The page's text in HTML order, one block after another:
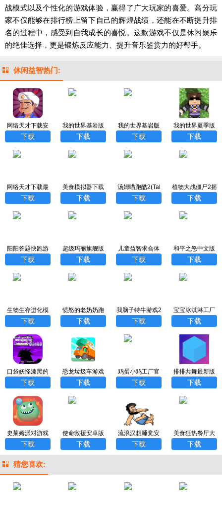
战模式以及个性化的游戏体验，赢得了广大玩家的喜爱。高分玩
家不仅能够在排行榜上留下自己的辉煌战绩，还能在不断提升排
名的过程中，感受到自我成长的喜悦。这款游戏不仅是休闲娱乐
的绝佳选择，更是锻炼反应能力、提升音乐鉴赏力的好帮手。
休闲益智热门:
网络天才下载安
卓中文版
下载
我的世界基岩版
下载官方正版20
下载
我的世界基岩版
1.20正式版下载
下载
我的世界夏季版
中文版下载
下载
网络天才下载最
新中文版
下载
美食模拟器下载
能倒出零食正版a
下载
汤姆喵跑酷2(Tal
king Tom Gold R
下载
植物大战僵尸2摇
滚年代高清版
下载
阳阳答题快跑游
戏
下载
超级玛丽旗舰版
最新版游戏下载
下载
儿童益智求合体
安卓版下载官方
下载
和平之怒中文版
下载
下载
生物生存进化模
拟器
下载
愤怒的老奶奶跑
酷下载安装
下载
我脑子特牛游戏2
023最新版
下载
宝宝冰淇淋工厂
宫方版
下载
口袋妖怪漆黑的
魅影2023最新版
下载
恐龙垃圾车游戏
官方版
下载
鸡蛋小鸡工厂官
方版
下载
排排共舞最新版
下载
史莱姆派对游戏
最新版
下载
使命救援安卓版
下载中文版
下载
流浪汉想睡觉安
卓版
下载
美食狂热餐厅大
亨官方版app
下载
猜您喜欢: